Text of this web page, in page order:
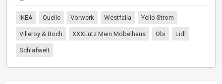
IKEA Quelle Vorwerk Westfalia Yello Strom
Villeroy & Boch XXXLutz Mein Möbelhaus Obi Lidl
Schlafwelt